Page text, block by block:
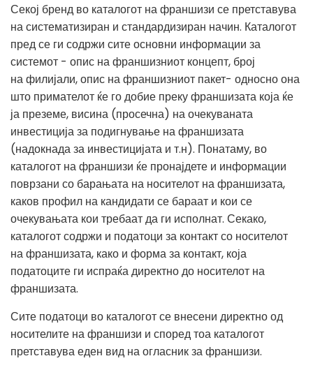
Секој бренд во каталогот на франшизи се претставува
на систематизиран и стандардизиран начин. Каталогот
пред се ги содржи сите основни информации за
системот - опис на франшизниот концепт, број
на филијали, опис на франшизниот пакет- односно она
што примателот ќе го добие преку франшизата која ќе
ја преземе, висина (просечна) на очекуваната
инвестиција за подигнување на франшизата
(надокнада за инвестицијата и т.н). Понатаму, во
каталогот на франшизи ќе пронајдете и информации
поврзани со барањата на носителот на франшизата,
каков профил на кандидати се бараат и кои се
очекувањата кои требаат да ги исполнат. Секако,
каталогот содржи и податоци за контакт со носителот
на франшизата, како и форма за контакт, која
податоците ги испраќа директно до носителот на
франшизата.
Сите податоци во каталогот се внесени директно од
носителите на франшизи и според тоа каталогот
претставува еден вид на огласник за франшизи.